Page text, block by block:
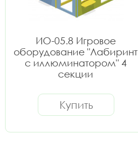
ИО-05.8 Игровое
оборудование "Лабиринт
с иллюминатором" 4
секции
Купить